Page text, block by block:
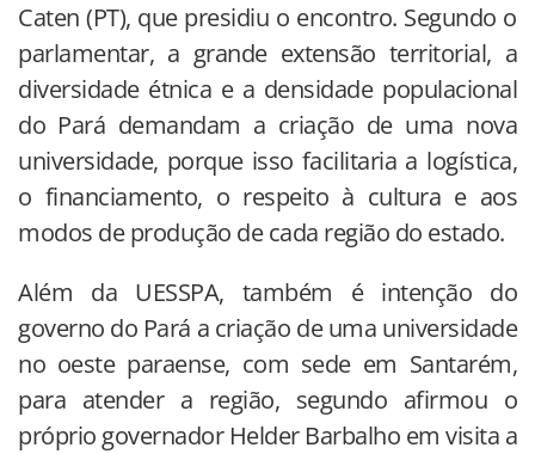
Caten (PT), que presidiu o encontro. Segundo o
parlamentar, a grande extensão territorial, a
diversidade étnica e a densidade populacional
do Pará demandam a criação de uma nova
universidade, porque isso facilitaria a logística,
o financiamento, o respeito à cultura e aos
modos de produção de cada região do estado.
Além da UESSPA, também é intenção do
governo do Pará a criação de uma universidade
no oeste paraense, com sede em Santarém,
para atender a região, segundo afirmou o
próprio governador Helder Barbalho em visita a